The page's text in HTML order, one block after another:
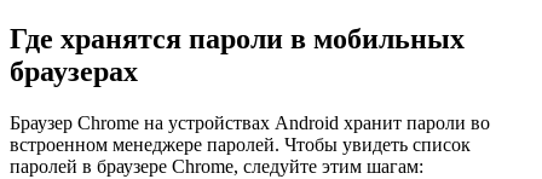
Где хранятся пароли в мобильных
браузерах
Браузер Chrome на устройствах Android хранит пароли во
встроенном менеджере паролей. Чтобы увидеть список
паролей в браузере Chrome, следуйте этим шагам: